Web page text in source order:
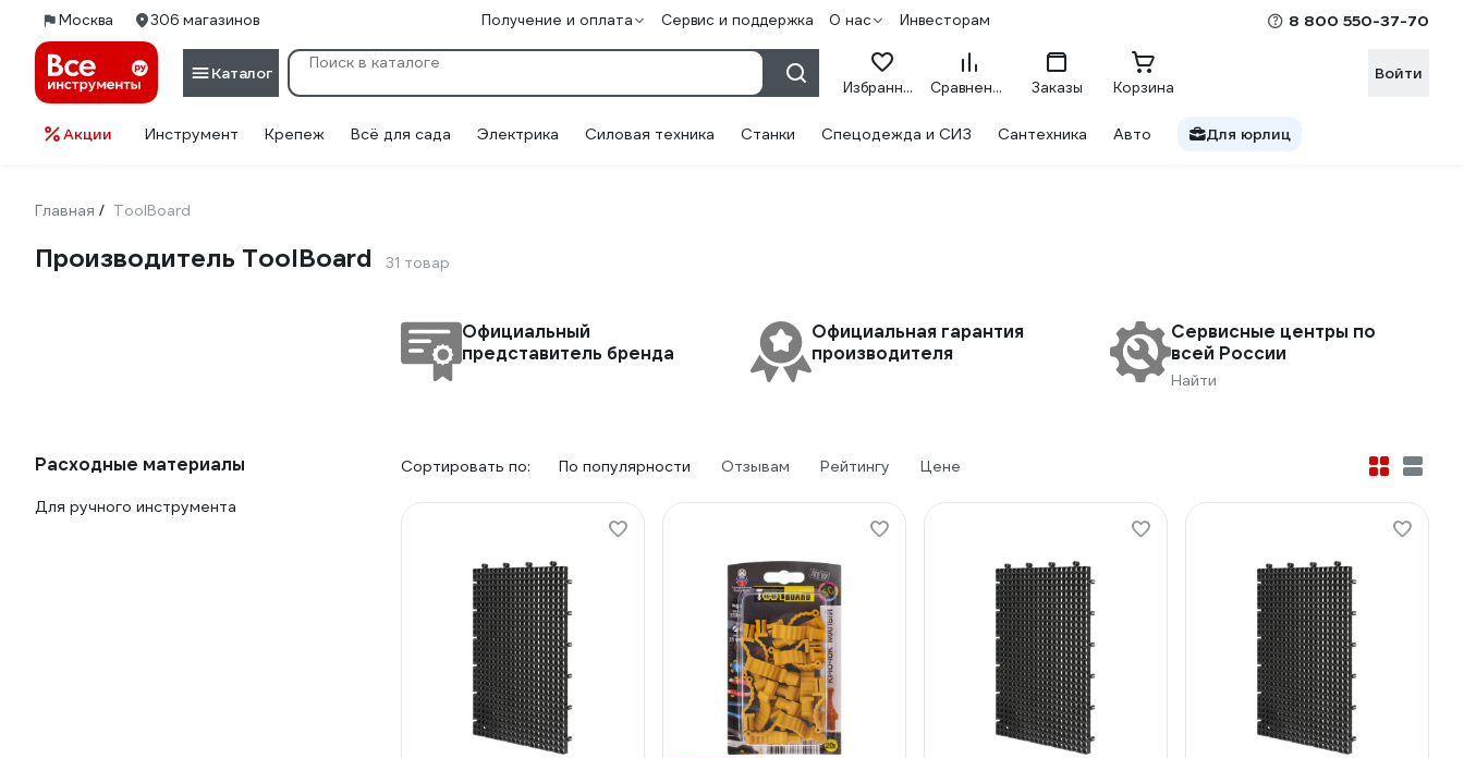
Москва 306 магазинов Получение и оплата Сервис и поддержка О нас Инвесторам 8 800 550-37-70
Каталог
Избранное Сравнение Заказы Корзина
Войти
Акции Инструмент Крепеж Всё для сада Электрика Силовая техника Станки Спецодежда и СИЗ Сантехника Авто Для юрлиц
Главная / ToolBoard
Производитель ToolBoard 31 товар
Официальный
представитель бренда
Официальная гарантия
производителя
Сервисные центры по
всей России
Найти
Расходные материалы
Для ручного инструмента
Сортировать по: По популярности Отзывам Рейтингу Цене